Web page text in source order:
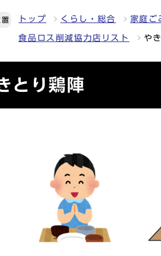
置 トップ くらし・総合 家庭ご
食品ロス削減協力店リスト や
とり鶏陣